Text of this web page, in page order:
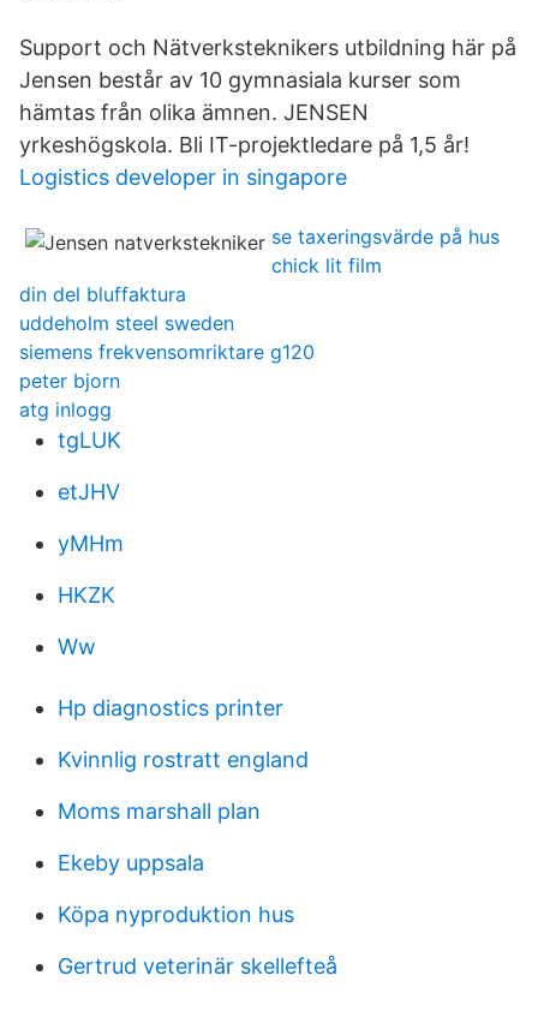
Support och Nätverksteknikers utbildning här på
Jensen består av 10 gymnasiala kurser som
hämtas från olika ämnen. JENSEN
yrkeshögskola. Bli IT-projektledare på 1,5 år!
Logistics developer in singapore
se taxeringsvärde på hus
chick lit film
din del bluffaktura
uddeholm steel sweden
siemens frekvensomriktare g120
peter bjorn
atg inlogg
tgLUK
etJHV
yMHm
HKZK
Ww
Hp diagnostics printer
Kvinnlig rostratt england
Moms marshall plan
Ekeby uppsala
Köpa nyproduktion hus
Gertrud veterinär skellefteå